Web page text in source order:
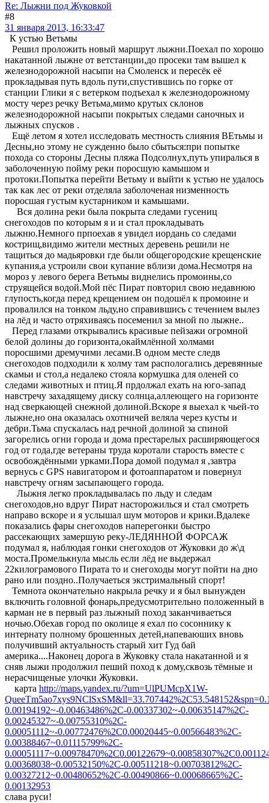
Re: Лыжни под Жуковкой
#8
31 января 2013, 16:33:47
К устью Ветьмы
Решил проложить новый маршрут лыжни.Поехал по хорошо
накатанной лыжне от ветстанции,до просеки там вышел к
железнодорожной насыпи на Смоленск и пересёк её
прокладывая путь вдоль пути,спустившись по горке от
станции Глики я с ветерком подъехал к железнодорожному
мосту через речку Ветьма,мимо крутых склонов
железнодорожной насыпи покрытых следами саночных и
лыжных спусков .
Ещё летом я хотел исследовать местность слияния ВЕтьмы и
Десны,но этому не сужденно было сбыться:при попытке
похода со стороны Десны пляжа Подсолнух,путь упиралься в
заболоченную пойму реки поросшую камышом и
протоки.Попытка перейти Ветьму и выйти к устью не удалось
так как лес от реки отделяла заболоченая низменность
поросшая густым кустарником и камышами.
Вся долина реки была покрыта следами гусениц
снегоходов по которым я и и стал прокладывать
лыжню.Немного прпоехав я увидел иордань со следами
кострищ,видимо жители местных деревень решили не
тащиться до мадьяровки где были общегородские крещенские
купания,а устроили свои купание вблизи дома.Несмотря на
мороз у левого берега Ветьмы виднелись промоины,со
струящейся водой.Мой пёс Пират повторил свою недавнюю
глупость,когда перед крещением он подошёл к промоине и
провалился на тонком льду,но справившись с течением вылез
на лёд и часто отряхиваясь посеменил за мной по лыжне..
Перед глазами открывались красивые пейзажи огромной
белой долины до горизонта,окаймлённой холмами
поросшими дремучими лесами.В одном месте следв
снегоходов подходили к холму там распологались деревянные
скамьи и стол,а недалеко стояла кормушка для оленей со
следами животных и птиц.Я прдолжал ехать на юго-запад
навстречу захадящему диску солнца,аллеющего на горизонте
над сверкающей снежной долиной.Вскоре я выехал к чьей-то
лыжне,но она оказалась охотничей веляла через кусты и
дебри.Тьма спускалась над речной долиной за спиной
загорелись огни города и дома престарелых расширяющегося
год от года,где ветераны труда коротали старость вместе с
освобождёнными урками.Пора домой подумал я ,завтра
вернусь с GPS навигатором и фотоаппаратом и повернул
навстречу огням засыпающего города.
Лыжня легко прокладывалась по льду и следам
снегоходов,но вдруг Пират насторожилься и стал смотреть
направо вскоре и я услышал шум моторов и крики.Вдалеке
показались фары снегоходов наперегонки быстро
рассекающих замершую реку-ЛЕДЯННОЙ ФОРСАЖ
подумал я, наблюдая гонки снегоходов от Жуковки до ж\д
моста.Промелькнула мысль если лёд не выдержал
22килограмового Пирата то и снегоходы могут пойти на дно
рано или поздно..Получаеться экстримальный спорт!
Темнота окончательно накрыла речку и я был вынужден
включить головной фонарь,предусмотрительно положенный в
карман не в первый раз лыжный поход заканчиваеться
ночью.Обехав город по околице я ехал по сосоннику к
интернату полному брошенных детей,напеваюших вновь
получивший актуальность старый хит Гуд бай
америка....Наконец дорога в Жуковку стала накатанной и я
сняв лыжи продолжил пеший поход к дому,сквозь тёмные и
нерасчищеные улочки Жуковки.
карта http://maps.yandex.ru/?um=UlPUMcpX1W-
0.00194192~-0.00463486%2C-0.00337302~-0.00635147%2C-
0.00245327~-0.00755310%2C-
0.00051112~-0.00772476%2C0.00020445~0.00566483%2C-
0.00388467~0.01115799%2C-
0.00368038~0.00532150%2C-0.00511218~0.00703812%2C-
0.00327212~0.00480652%2C-0.00490866~0.00068665%2C-
0.00132953
слава руси!